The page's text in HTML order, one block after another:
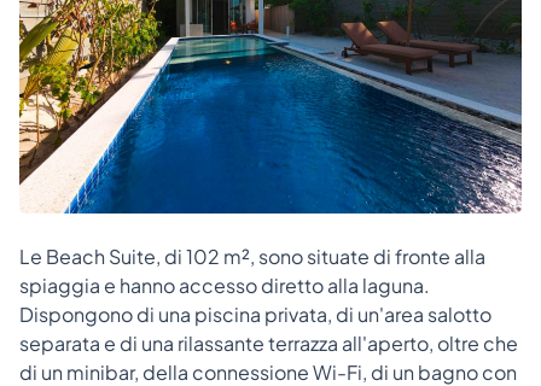
Le Beach Suite, di 102 m², sono situate di fronte alla
spiaggia e hanno accesso diretto alla laguna.
Dispongono di una piscina privata, di un'area salotto
separata e di una rilassante terrazza all'aperto, oltre che
di un minibar, della connessione Wi-Fi, di un bagno con